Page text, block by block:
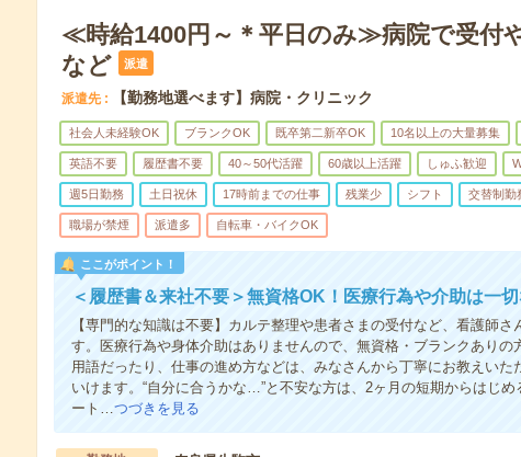
≪時給1400円～＊平日のみ≫病院で受付
など
派遣
派遣先 【勤務地選べます】病院・クリニック
社会人未経験OK ブランクOK 既卒第二新卒OK 10名以上の大量募集
英語不要 履歴書不要 40～50代活躍 60歳以上活躍 しゅふ歓迎
週5日勤務 土日祝休 17時前までの仕事 残業少 シフト 交替制勤
職場が禁煙 派遣多 自転車・バイクOK
ここがポイント！
＜履歴書＆来社不要＞無資格OK！医療行為や介助は一
【専門的な知識は不要】カルテ整理や患者さまの受付など、看護師
す。医療行為や身体介助はありませんので、無資格・ブランクありの
用語だったり、仕事の進め方などは、みなさんから丁寧にお教えい
いけます。“自分に合うかな…”と不安な方は、2ヶ月の短期からはじ
ート…つづきを見る